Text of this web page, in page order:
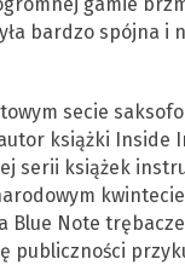
gamie
bardzo spójna i
secie
książki Inside
serii książek
Blue Note
publiczności